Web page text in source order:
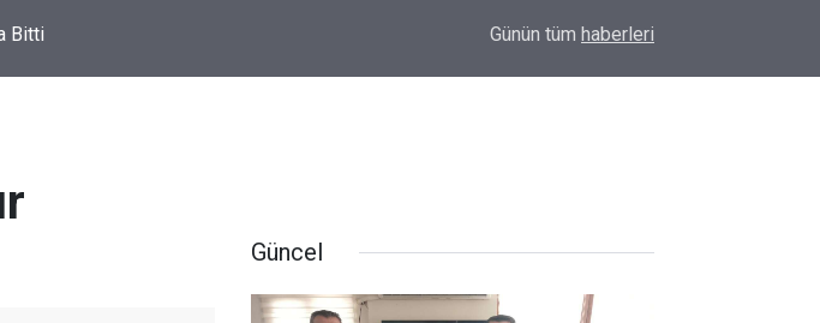
Bitti Hakkâri İl Müftülüğünden kız öğrencilere yaz
Günün tüm haberleri
Güncel